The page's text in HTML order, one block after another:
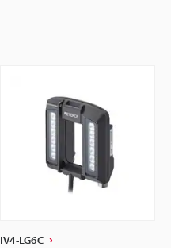
IV4-LG6C